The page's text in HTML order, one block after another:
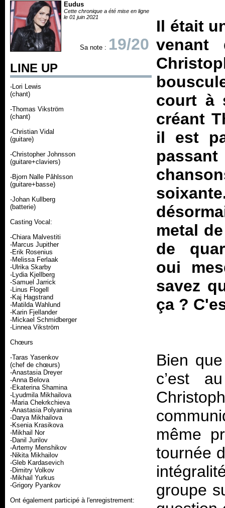
Eudus
Cette chronique a été mise en ligne
le 01 juin 2021
Sa note : 19/20
LINE UP
-Lori Lewis
(chant)
-Thomas Vikström
(chant)
-Christian Vidal
(guitare)
-Christopher Johnsson
(guitare+claviers)
-Bjorn Nalle Pâhlsson
(guitare+basse)
-Johan Kullberg
(batterie)
Casting Vocal:
-Chiara Malvestiti
-Marcus Jupither
-Erik Rosenius
-Melissa Ferlaak
-Ulrika Skarby
-Lydia Kjellberg
-Samuel Jarrick
-Linus Flogell
-Kaj Hagstrand
-Matilda Wahlund
-Karin Fjellander
-Mickael Schmidberger
-Linnea Vikström
Chœurs
-Taras Yasenkov
(chef de chœurs)
-Anastasia Dreyer
-Anna Belova
-Ekaterina Shamina
-Lyudmila Mikhailova
-Maria Chekrkchieva
-Anastasia Polyanina
-Darya Mikhailova
-Ksenia Krasikova
-Mikhail Nor
-Danil Jurilov
-Artemy Menshikov
-Nikita Mikhailov
-Gleb Kardasevich
-Dimitry Volkov
-Mikhail Yurkus
-Grigory Pyankov
Ont également participé à l'enregistrement:
Il était
venant
court à
créant
il est
metal
de
oui
savez
ça ?
Bien
c’est
même
tournée
groupe